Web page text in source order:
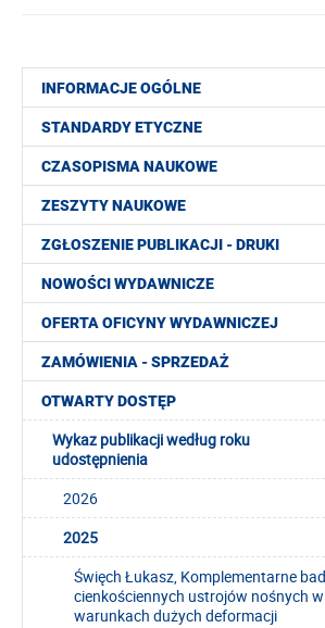
INFORMACJE OGÓLNE
STANDARDY ETYCZNE
CZASOPISMA NAUKOWE
ZESZYTY NAUKOWE
ZGŁOSZENIE PUBLIKACJI - DRUKI
NOWOŚCI WYDAWNICZE
OFERTA OFICYNY WYDAWNICZEJ
ZAMÓWIENIA - SPRZEDAŻ
OTWARTY DOSTĘP
Wykaz publikacji według roku
udostępnienia
2026
2025
Święch Łukasz, Komplementarne
cienkościennych ustrojów nośnych w
warunkach dużych deformacji